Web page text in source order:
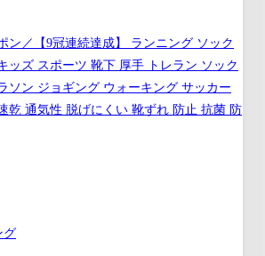
ン／【9冠連続達成】 ランニング ソック
ッズ スポーツ 靴下 厚手 トレラン ソック
ソン ジョギング ウォーキング サッカー
乾 通気性 脱げにくい 靴ずれ 防止 抗菌 防
グ